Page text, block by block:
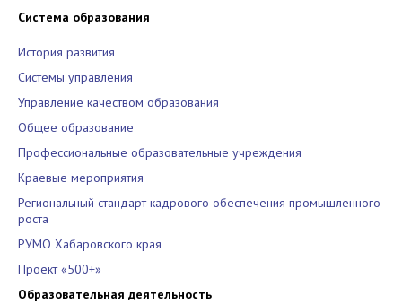
Система образования
История развития
Системы управления
Управление качеством образования
Общее образование
Профессиональные образовательные учреждения
Краевые мероприятия
Региональный стандарт кадрового обеспечения промышленного
роста
РУМО Хабаровского края
Проект «500+»
Образовательная деятельность